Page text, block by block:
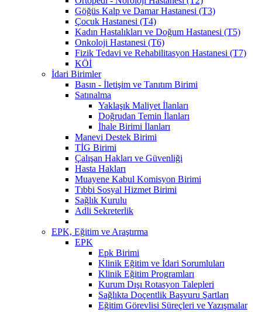
Göğüs Kalp ve Damar Hastanesi (T3)
Çocuk Hastanesi (T4)
Kadın Hastalıkları ve Doğum Hastanesi (T5)
Onkoloji Hastanesi (T6)
Fizik Tedavi ve Rehabilitasyon Hastanesi (T7)
KÖİ
İdari Birimler
Basın - İletişim ve Tanıtım Birimi
Satınalma
Yaklaşık Maliyet İlanları
Doğrudan Temin İlanları
İhale Birimi İlanları
Manevi Destek Birimi
TİG Birimi
Çalışan Hakları ve Güvenliği
Hasta Hakları
Muayene Kabul Komisyon Birimi
Tıbbi Sosyal Hizmet Birimi
Sağlık Kurulu
Adli Sekreterlik
EPK, Eğitim ve Araştırma
EPK
Epk Birimi
Klinik Eğitim ve İdari Sorumluları
Klinik Eğitim Programları
Kurum Dışı Rotasyon Talepleri
Sağlıkta Doçentlik Başvuru Şartları
Eğitim Görevlisi Süreçleri ve Yazışmalar